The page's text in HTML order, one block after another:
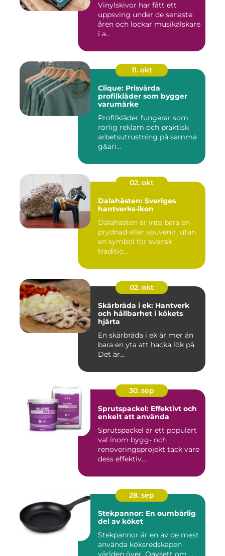
Vinylskivor har fått ett
uppsving under de senaste
åren och lockar musikälskare
i a...
11. okt
Clique: Prisvärda
profilkläder som bygger
varumärke
Profilkläder fungerar som
rörlig reklam och praktisk
arbetsutrustning på samma
g&ari...
02. okt
Dalahästen: Sveriges
hantverks-ikon
Dalahästen är inte bara en
prydnad eller souvenir, utan
en symbol för svensk
traditio...
02. okt
Skärbräda i ek: Hantverk
och hållbarhet i kökets
hjärta
En skärbräda i ek är mer än
bara en yta att hacka lök på.
Det är...
30. sep
Sprutspackel: Effektivt och
enkelt att använda
Sprutspackel är ett populärt
val inom bygg- och
renoveringsprojekt tack vare
dess effektiv...
28. sep
Stekpannor: En oumbärlig
del av köket
Stekpannor är en av de mest
använda köksredskapen
världen över. Oavsett om ...